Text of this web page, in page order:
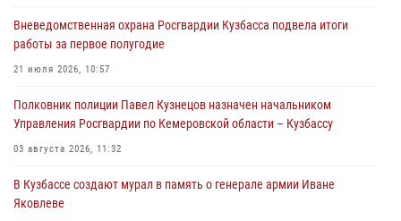
Росгвардейцы в Юрге пресекли попытку проникновения на
Вневедомственная охрана Росгвардии Кузбасса подвела итоги
работы за первое полугодие
21 июля 2026, 10:57
Полковник полиции Павел Кузнецов назначен начальником
Управления Росгвардии по Кемеровской области – Кузбассу
03 августа 2026, 11:32
В Кузбассе создают мурал в память о генерале армии Иване
Яковлеве